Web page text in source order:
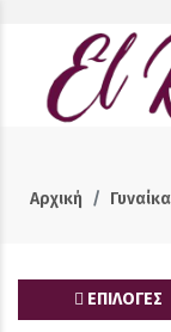
Αρχική Γυναίκα
ΕΠΙΛΟΓΕΣ